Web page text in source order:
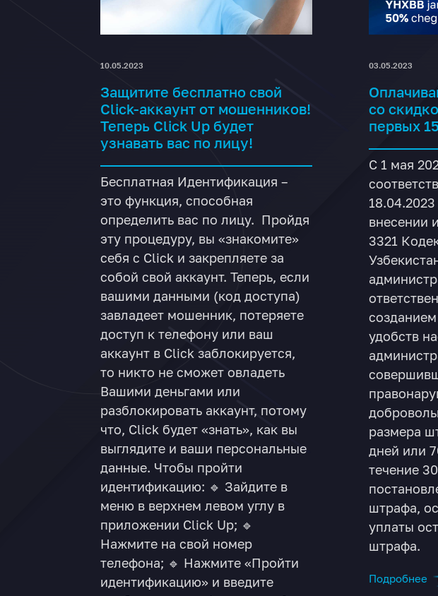
10.05.2023
Защитите бесплатно свой
Click-аккаунт от мошенников!
Теперь Click Up будет
узнавать вас по лицу!
Бесплатная Идентификация –
это функция, способная
определить вас по лицу. Пройдя
эту процедуру, вы «знакомите»
себя с Click и закрепляете за
собой свой аккаунт. Теперь, если
вашими данными (код доступа)
завладеет мошенник, потеряете
доступ к телефону или ваш
аккаунт в Click заблокируется,
то никто не сможет овладеть
Вашими деньгами или
разблокировать аккаунт, потому
что, Click будет «знать», как вы
выглядите и ваши персональные
данные. Чтобы пройти
идентификацию: 🔹 Зайдите в
меню в верхнем левом углу в
приложении Click Up; 🔹
Нажмите на свой номер
телефона; 🔹 Нажмите «Пройти
идентификацию» и введите
03.05.2023
со
первых
С 1 мая
внесении
3321
удобств
размера
дней или
течение
штрафа,
уплаты
штрафа.
Подробнее